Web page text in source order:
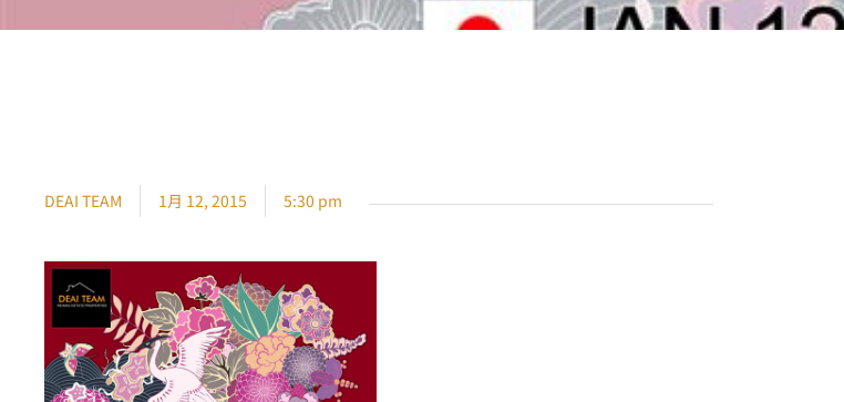
DEAI TEAM 1月 12, 2015 5:30 pm